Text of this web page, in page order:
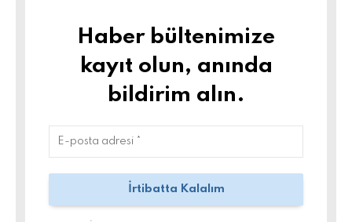
Haber bültenimize
kayıt olun, anında
bildirim alın.